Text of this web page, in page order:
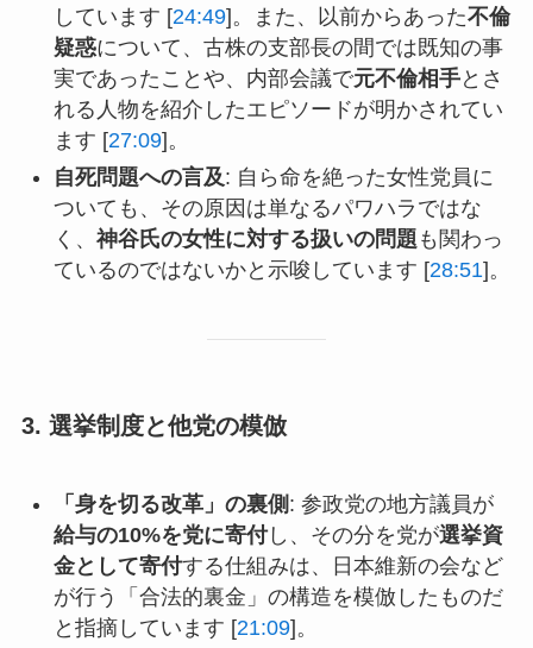
しています [24:49]。また、以前からあった不倫
疑惑について、古株の支部長の間では既知の事
実であったことや、内部会議で元不倫相手とさ
れる人物を紹介したエピソードが明かされてい
ます [27:09]。
自死問題への言及: 自ら命を絶った女性党員に
ついても、その原因は単なるパワハラではな
く、 神谷氏の女性に対する扱いの問題 も関わっ
ているのではないかと示唆しています [28:51]。
3. 選挙制度と他党の模倣
「身を切る改革」の裏側 : 参政党の地方議員が
給与の10%を党に寄付し、その分を党が選挙資
金として寄付する仕組みは、日本維新の会など
が行う「合法的裏金」の構造を模倣したものだ
と指摘しています [21:09]。